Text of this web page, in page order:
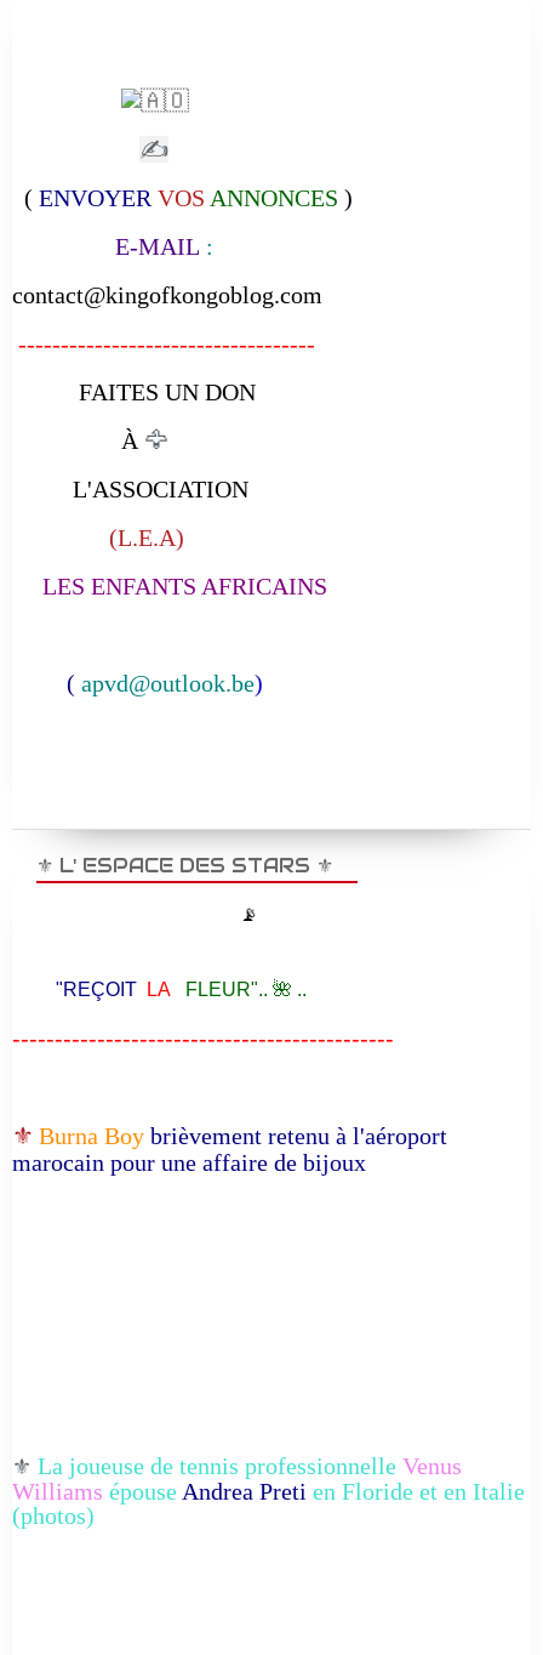
✍
( ENVOYER VOS ANNONCES )
E-MAIL :
contact@kingofkongoblog.com
-----------------------------------
FAITES UN DON
À 🦅
L'ASSOCIATION
(L.E.A)
LES ENFANTS AFRICAINS
( apvd@outlook.be)
⚜️ L' ESPACE DES STARS ⚜️
📡
"REÇOIT LA FLEUR".. 🌺 ..
---------------------------------------------
⚜️ Burna Boy brièvement retenu à l'aéroport
marocain pour une affaire de bijoux
⚜️ La joueuse de tennis professionnelle Venus
Williams épouse Andrea Preti en Floride et en Italie
(photos)